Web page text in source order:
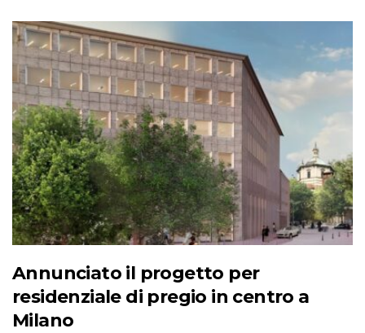
Annunciato il progetto per
residenziale di pregio in centro a
Milano